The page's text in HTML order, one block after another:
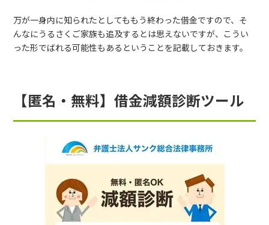
万が一身内に知られたとしてももう終わった借金ですので、そ
んなにうるさくご家族も追及するとは思えないですが、こうい
った形でばれる可能性もあるということを記載しておきます。
【匿名・無料】借金減額診断ツール